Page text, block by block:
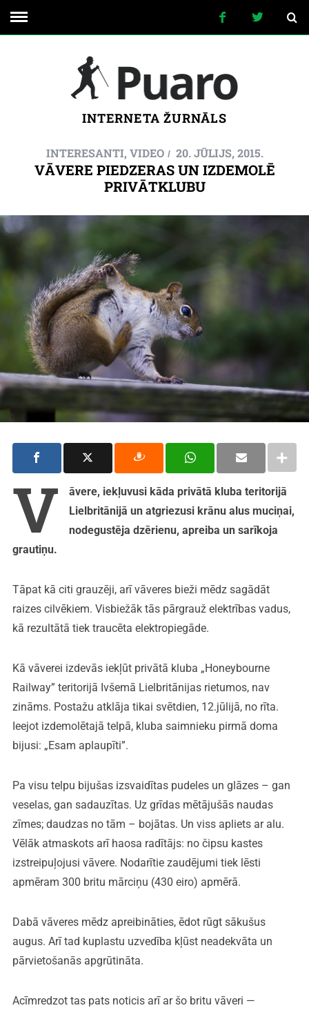
INTERNETA ŽURNĀLS
INTERESANTI, VIDEO 20. JŪLIJS, 2015.
VĀVERE PIEDZERAS UN IZDEMOLĒ
PRIVĀTKLUBU
V
āvere, iekļuvusi kāda privātā kluba teritorijā
Lielbritānijā un atgriezusi krānu alus muciņai,
nodegustēja dzērienu, apreiba un sarīkoja
grautiņu.
Tāpat kā citi grauzēji, arī vāveres bieži mēdz sagādāt
raizes cilvēkiem. Visbiežāk tās pārgrauž elektrības vadus,
kā rezultātā tiek traucēta elektropiegāde.
Kā vāverei izdevās iekļūt privātā kluba „Honeybourne
Railway” teritorijā Ivšemā Lielbritānijas rietumos, nav
zināms. Postažu atklāja tikai svētdien, 12.jūlijā, no rīta.
Ieejot izdemolētajā telpā, kluba saimnieku pirmā doma
bijusi: „Esam aplaupīti”.
Pa visu telpu bijušas izsvaidītas pudeles un glāzes – gan
veselas, gan sadauzītas. Uz grīdas mētājušās naudas
zīmes; daudzas no tām – bojātas. Un viss apliets ar alu.
Vēlāk atmaskots arī haosa radītājs: no čipsu kastes
izstreipuļojusi vāvere. Nodarītie zaudējumi tiek lēsti
apmēram 300 britu mārciņu (430 eiro) apmērā.
Dabā vāveres mēdz apreibināties, ēdot rūgt sākušus
augus. Arī tad kuplastu uzvedība kļūst neadekvāta un
pārvietošanās apgrūtināta.
Acīmredzot tas pats noticis arī ar šo britu vāveri —